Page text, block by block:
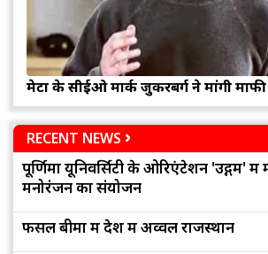
मेटा के सीईओ मार्क जुकरबर्ग ने मांगी माफी
RECENT NEWS
पूर्णिमा यूनिवर्सिटी के ओरिएंटेशन 'उद्गम' में
मनोरंजन का संयोजन
फसल बीमा में देश में अव्वल राजस्थान